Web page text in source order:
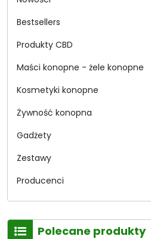
Bestsellers
Produkty CBD
Maści konopne - żele konopne
Kosmetyki konopne
Żywność konopna
Gadżety
Zestawy
Producenci
Polecane produkty